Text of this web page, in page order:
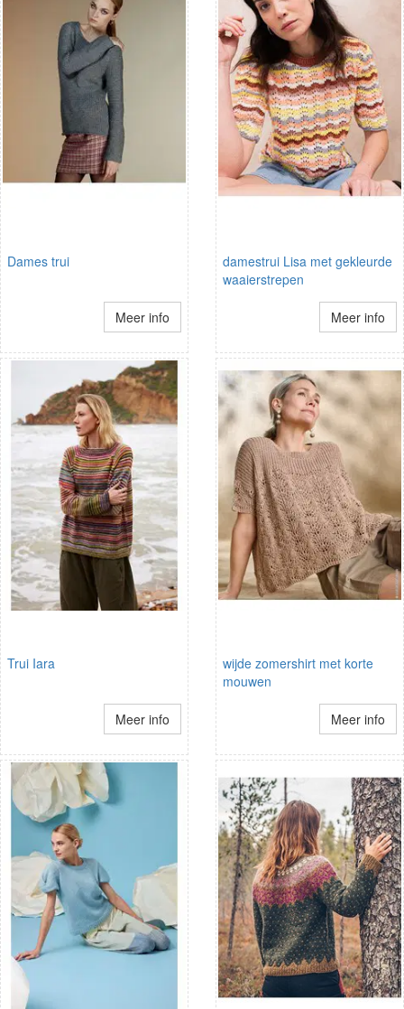
Dames trui
Meer info
damestrui Lisa met gekleurde
waaierstrepen
Meer info
Trui Iara
Meer info
wijde zomershirt met korte
mouwen
Meer info